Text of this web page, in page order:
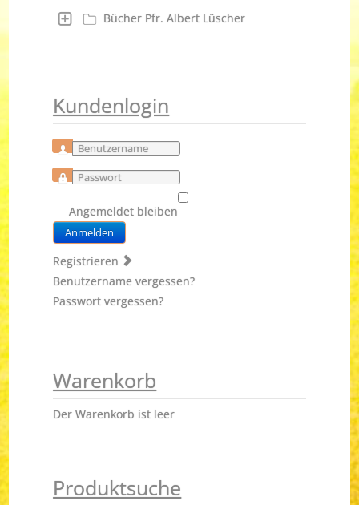
Bücher Pfr. Albert Lüscher
Kundenlogin
Benutzername
Passwort
Angemeldet bleiben
Anmelden
Registrieren
Benutzername vergessen?
Passwort vergessen?
Warenkorb
Der Warenkorb ist leer
Produktsuche